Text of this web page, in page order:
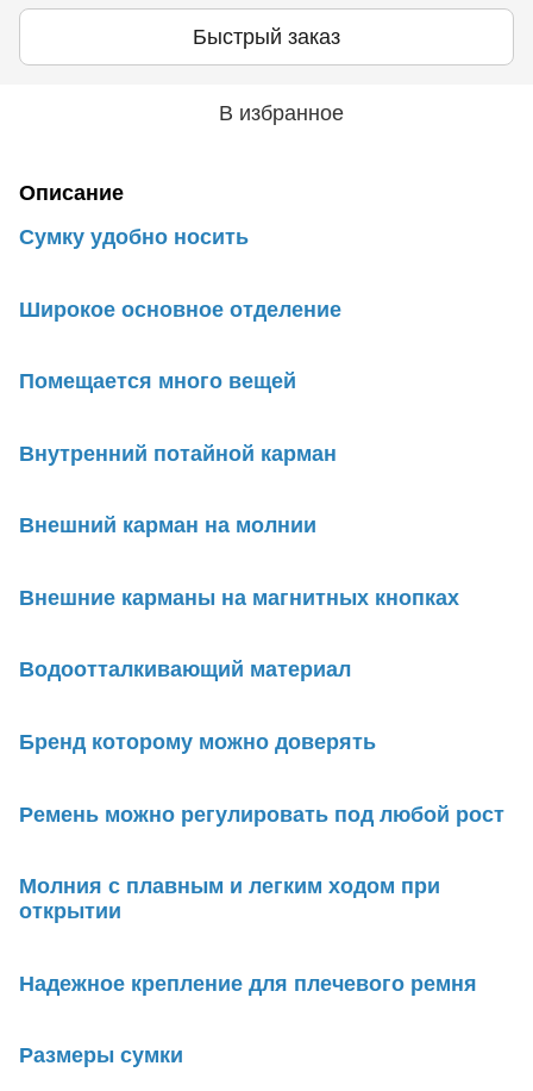
Быстрый заказ
В избранное
Описание
Сумку удобно носить
Широкое основное отделение
Помещается много вещей
Внутренний потайной карман
Внешний карман на молнии
Внешние карманы на магнитных кнопках
Водоотталкивающий материал
Бренд которому можно доверять
Ремень можно регулировать под любой рост
Молния с плавным и легким ходом при
открытии
Надежное крепление для плечевого ремня
Размеры сумки